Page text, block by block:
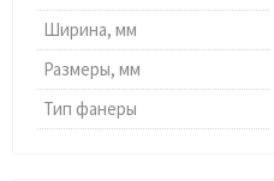
Ширина, мм
Размеры, мм
Тип фанеры